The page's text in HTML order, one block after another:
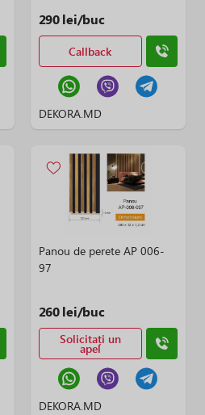
290 lei/buc
Callback
DEKORA.MD
Panou de perete AP 006-
97
260 lei/buc
Solicitați un
apel
DEKORA.MD